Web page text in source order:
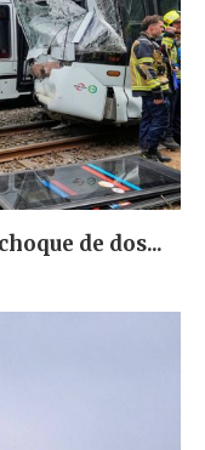
de dos...